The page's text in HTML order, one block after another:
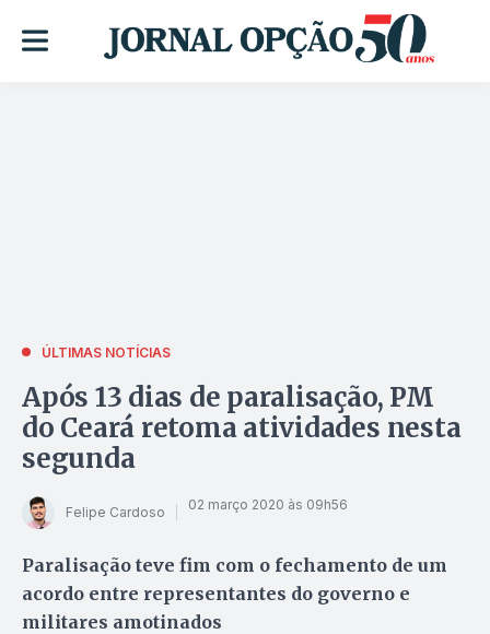
ÚLTIMAS NOTÍCIAS
Após 13 dias de paralisação, PM
do Ceará retoma atividades nesta
segunda
Felipe Cardoso 02 março 2020 às 09h56
Paralisação teve fim com o fechamento de um
acordo entre representantes do governo e
militares amotinados